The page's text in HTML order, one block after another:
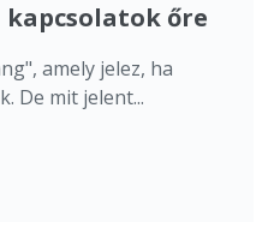
őre
amely jelez, ha
De mit jelent...